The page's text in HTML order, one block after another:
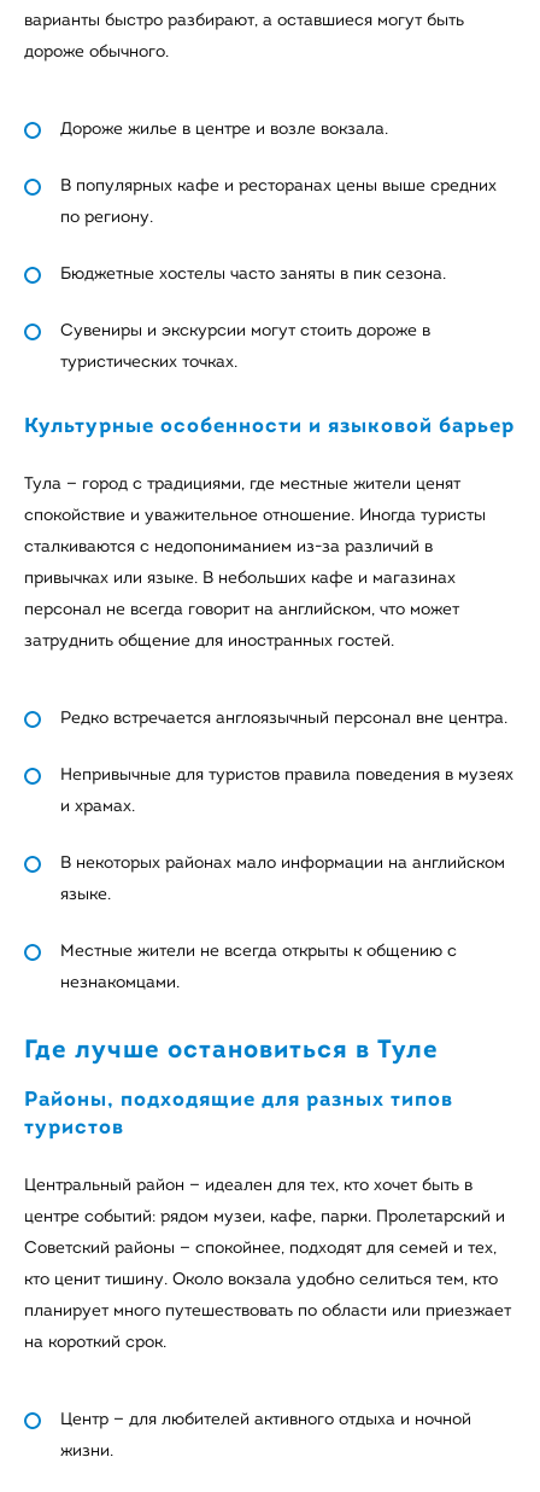
варианты быстро разбирают, а оставшиеся могут быть
дороже обычного.
Дороже жилье в центре и возле вокзала.
В популярных кафе и ресторанах цены выше средних
по региону.
Бюджетные хостелы часто заняты в пик сезона.
Сувениры и экскурсии могут стоить дороже в
туристических точках.
Культурные особенности и языковой барьер
Тула — город с традициями, где местные жители ценят
спокойствие и уважительное отношение. Иногда туристы
сталкиваются с недопониманием из-за различий в
привычках или языке. В небольших кафе и магазинах
персонал не всегда говорит на английском, что может
затруднить общение для иностранных гостей.
Редко встречается англоязычный персонал вне центра.
Непривычные для туристов правила поведения в музеях
и храмах.
В некоторых районах мало информации на английском
языке.
Местные жители не всегда открыты к общению с
незнакомцами.
Где лучше остановиться в Туле
Районы, подходящие для разных типов
туристов
Центральный район — идеален для тех, кто хочет быть в
центре событий: рядом музеи, кафе, парки. Пролетарский и
Советский районы — спокойнее, подходят для семей и тех,
кто ценит тишину. Около вокзала удобно селиться тем, кто
планирует много путешествовать по области или приезжает
на короткий срок.
Центр — для любителей активного отдыха и ночной
жизни.